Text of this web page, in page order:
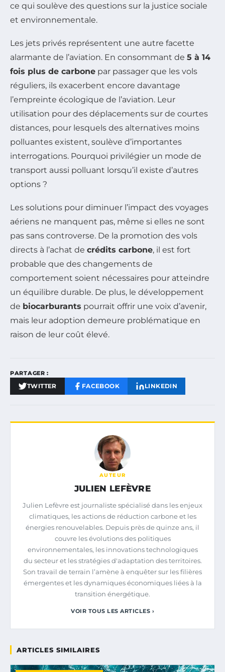
ce qui soulève des questions sur la justice sociale
et environnementale.
Les jets privés représentent une autre facette
alarmante de l’aviation. En consommant de 5 à 14
fois plus de carbone par passager que les vols
réguliers, ils exacerbent encore davantage
l’empreinte écologique de l’aviation. Leur
utilisation pour des déplacements sur de courtes
distances, pour lesquels des alternatives moins
polluantes existent, soulève d’importantes
interrogations. Pourquoi privilégier un mode de
transport aussi polluant lorsqu’il existe d’autres
options ?
Les solutions pour diminuer l’impact des voyages
aériens ne manquent pas, même si elles ne sont
pas sans controverse. De la promotion des vols
directs à l’achat de crédits carbone, il est fort
probable que des changements de
comportement soient nécessaires pour atteindre
un équilibre durable. De plus, le développement
de biocarburants pourrait offrir une voix d’avenir,
mais leur adoption demeure problématique en
raison de leur coût élevé.
PARTAGER :
TWITTER FACEBOOK LINKEDIN
AUTEUR
JULIEN LEFÈVRE
Julien Lefèvre est journaliste spécialisé dans les enjeux
climatiques, les actions de réduction carbone et les
énergies renouvelables. Depuis près de quinze ans, il
couvre les évolutions des politiques
environnementales, les innovations technologiques
du secteur et les stratégies d'adaptation des territoires.
Son travail de terrain l’amène à enquêter sur les filières
émergentes et les dynamiques économiques liées à la
transition énergétique.
VOIR TOUS LES ARTICLES ›
ARTICLES SIMILAIRES